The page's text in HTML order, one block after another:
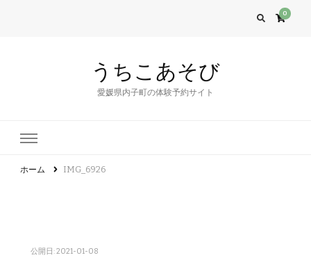
0
うちこあそび
愛媛県内子町の体験予約サイト
ホーム IMG_6926
公開日:2021-01-08